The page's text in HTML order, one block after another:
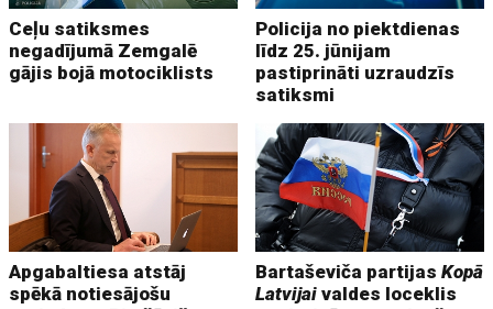
Ceļu satiksmes
negadījumā Zemgalē
gājis bojā motociklists
Policija no piektdienas
līdz 25. jūnijam
pastiprināti uzraudzīs
satiksmi
Apgabaltiesa atstāj
spēkā notiesājošu
Bartaševiča partijasKopā
Latvijai valdes loceklis